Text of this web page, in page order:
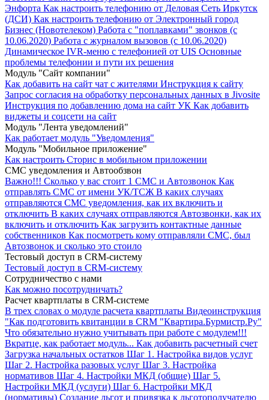
Энфорта Как настроить телефонию от Деловая Сеть Иркутск
(ДСИ) Как настроить телефонию от Электронный город
Бизнес (Новотелеком) Работа с "поплавками" звонков (с
10.06.2020) Работа с журналом вызовов (с 10.06.2020)
Динамическое IVR-меню с телефонией от UIS Основные
проблемы телефонии и пути их решения
Модуль "Cайт компании"
Как добавить на сайт чат с жителями Инструкция к сайту
Запрос согласия на обработку персональных данных в Jivosite
Инструкция по добавлению дома на сайт УК Как добавить
виджеты и соцсети на сайт
Модуль "Лента уведомлений"
Как работает модуль "Уведомления"
Модуль "Мобильное приложение"
Как настроить Сторис в мобильном приложении
СМС уведомления и Автообзвон
Важно!!! Сколько у вас стоит 1 СМС и Автозвонок Как
отправлять СМС от имени УК/ТСЖ В каких случаях
отправляются СМС уведомления, как их включить и
отключить В каких случаях отправляются Автозвонки, как их
включить и отключить Как загрузить контактные данные
собственников Как посмотреть кому отправляли СМС, был
Автозвонок и сколько это стоило
Тестовый доступ в CRM-систему
Тестовый доступ в CRM-систему
Сотрудничество с нами
Как можно посотрудничать?
Расчет квартплаты в CRM-системе
В трех словах о модуле расчета квартплаты Видеоинструкция
"Как подготовить квитанции в CRM "Квартира.Бурмистр.Ру"
Что обязательно нужно учитывать при работе с модулем!!!
Вкратце, как работает модуль... Как добавить расчетный счет
Загрузка начальных остатков Шаг 1. Настройка видов услуг
Шаг 2. Настройка разовых услуг Шаг 3. Настройка
нормативов Шаг 4. Настройки МКД (общие) Шаг 5.
Настройки МКД (услуги) Шаг 6. Настройки МКД
(нормативы) Создание льгот и привязка к льготополучателю